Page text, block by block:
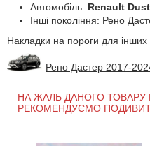
Автомобіль: Renault
Інші покоління: Рено
Накладки на пороги для інших
Рено Дастер 2017-
НА ЖАЛЬ ДАНОГО ТОВАРУ
РЕКОМЕНДУЄМО